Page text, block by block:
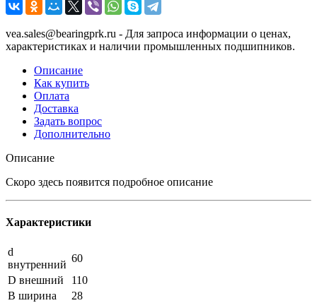
vea.sales@bearingprk.ru - Для запроса информации о ценах,
характеристиках и наличии промышленных подшипников.
Описание
Как купить
Оплата
Доставка
Задать вопрос
Дополнительно
Описание
Скоро здесь появится подробное описание
Характеристики
d
внутренний
60
D внешний
110
B ширина
28